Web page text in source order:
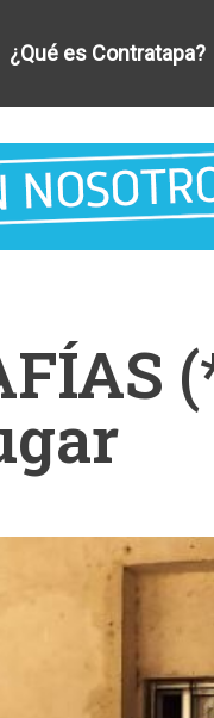
¿Qué es Contratapa?